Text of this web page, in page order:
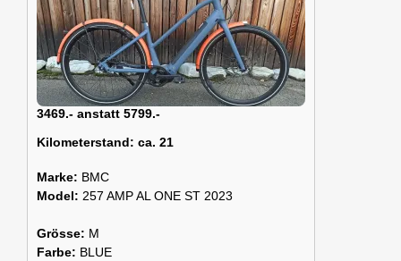
3469.- anstatt 5799.-
Kilometerstand: ca. 21
Marke: BMC
Model: 257 AMP AL ONE ST 2023
Grösse: M
Farbe: BLUE